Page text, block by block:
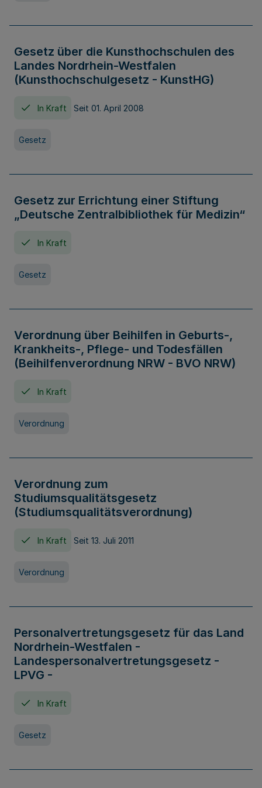
Gesetz über die Kunsthochschulen des
Landes Nordrhein-Westfalen
(Kunsthochschulgesetz - KunstHG)
In Kraft Seit 01. April 2008
Gesetz
Gesetz zur Errichtung einer Stiftung
„Deutsche Zentralbibliothek für Medizin“
In Kraft
Gesetz
Verordnung über Beihilfen in Geburts-,
Krankheits-, Pflege- und Todesfällen
(Beihilfenverordnung NRW - BVO NRW)
In Kraft
Verordnung
Verordnung zum
Studiumsqualitätsgesetz
(Studiumsqualitätsverordnung)
In Kraft Seit 13. Juli 2011
Verordnung
Personalvertretungsgesetz für das Land
Nordrhein-Westfalen -
Landespersonalvertretungsgesetz -
LPVG -
In Kraft
Gesetz